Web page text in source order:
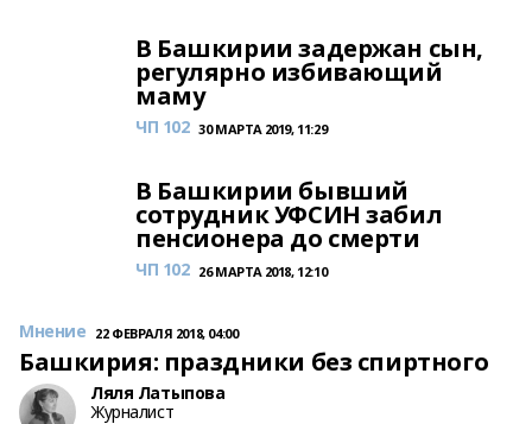
В Башкирии задержан сын,
регулярно избивающий
маму
ЧП 102 30 МАРТА 2019, 11:29
В Башкирии бывший
сотрудник УФСИН забил
пенсионера до смерти
ЧП 102 26 МАРТА 2018, 12:10
Башкирия: праздники без спиртного
Мнение 22 ФЕВРАЛЯ 2018, 04:00
Ляля Латыпова
Журналист